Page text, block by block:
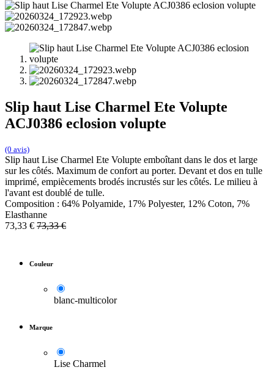
Slip haut Lise Charmel Ete Volupte
ACJ0386 eclosion volupte
(0 avis)
Slip haut Lise Charmel Ete Volupte emboîtant dans le dos et large
sur les côtés. Maximum de confort au porter. Devant et dos en tulle
imprimé, empiècements brodés incrustés sur les côtés. Le milieu à
l'avant est doublé de tulle.
Composition : 64% Polyamide, 17% Polyester, 12% Coton, 7%
Elasthanne
73,33 € 73,33€
Couleur
blanc-multicolor
Marque
Lise Charmel